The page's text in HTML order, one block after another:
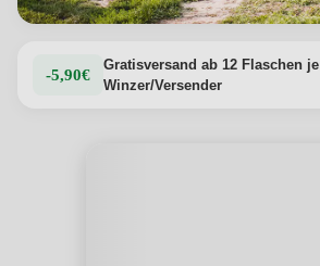
-5,90€
Gratisversand ab 12 Flaschen je
Winzer/Versender